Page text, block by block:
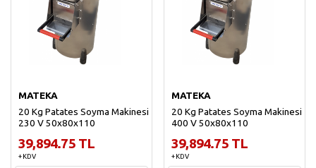
MATEKA
20 Kg Patates Soyma Makinesi
230 V 50x80x110
39,894.75 TL
+ KDV
MATEKA
20 Kg Patates Soyma Makinesi
400 V 50x80x110
39,894.75 TL
+ KDV